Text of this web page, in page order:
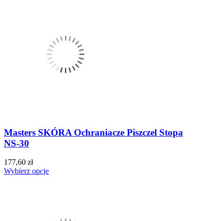
Masters SKÓRA Ochraniacze Piszczel Stopa
NS-30
177,60 zł
Wybierz opcje